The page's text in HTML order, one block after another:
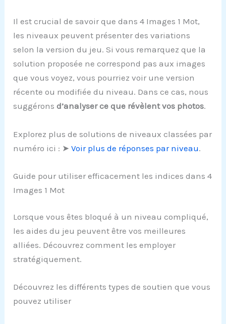
Il est crucial de savoir que dans 4 Images 1 Mot,
les niveaux peuvent présenter des variations
selon la version du jeu. Si vous remarquez que la
solution proposée ne correspond pas aux images
que vous voyez, vous pourriez voir une version
récente ou modifiée du niveau. Dans ce cas, nous
suggéronsd’analyser ce que révèlent vos photos.
Explorez plus de solutions de niveaux classées par
numéro ici : ➤Voir plus de réponses par niveau.
Guide pour utiliser efficacement les indices dans 4
Images 1 Mot
Lorsque vous êtes bloqué à un niveau compliqué,
les aides du jeu peuvent être vos meilleures
alliées. Découvrez comment les employer
stratégiquement.
Découvrez les différents types de soutien que vous
pouvez utiliser